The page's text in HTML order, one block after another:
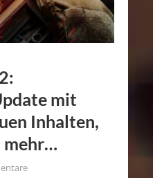
mit
Inhalten,
mehr…